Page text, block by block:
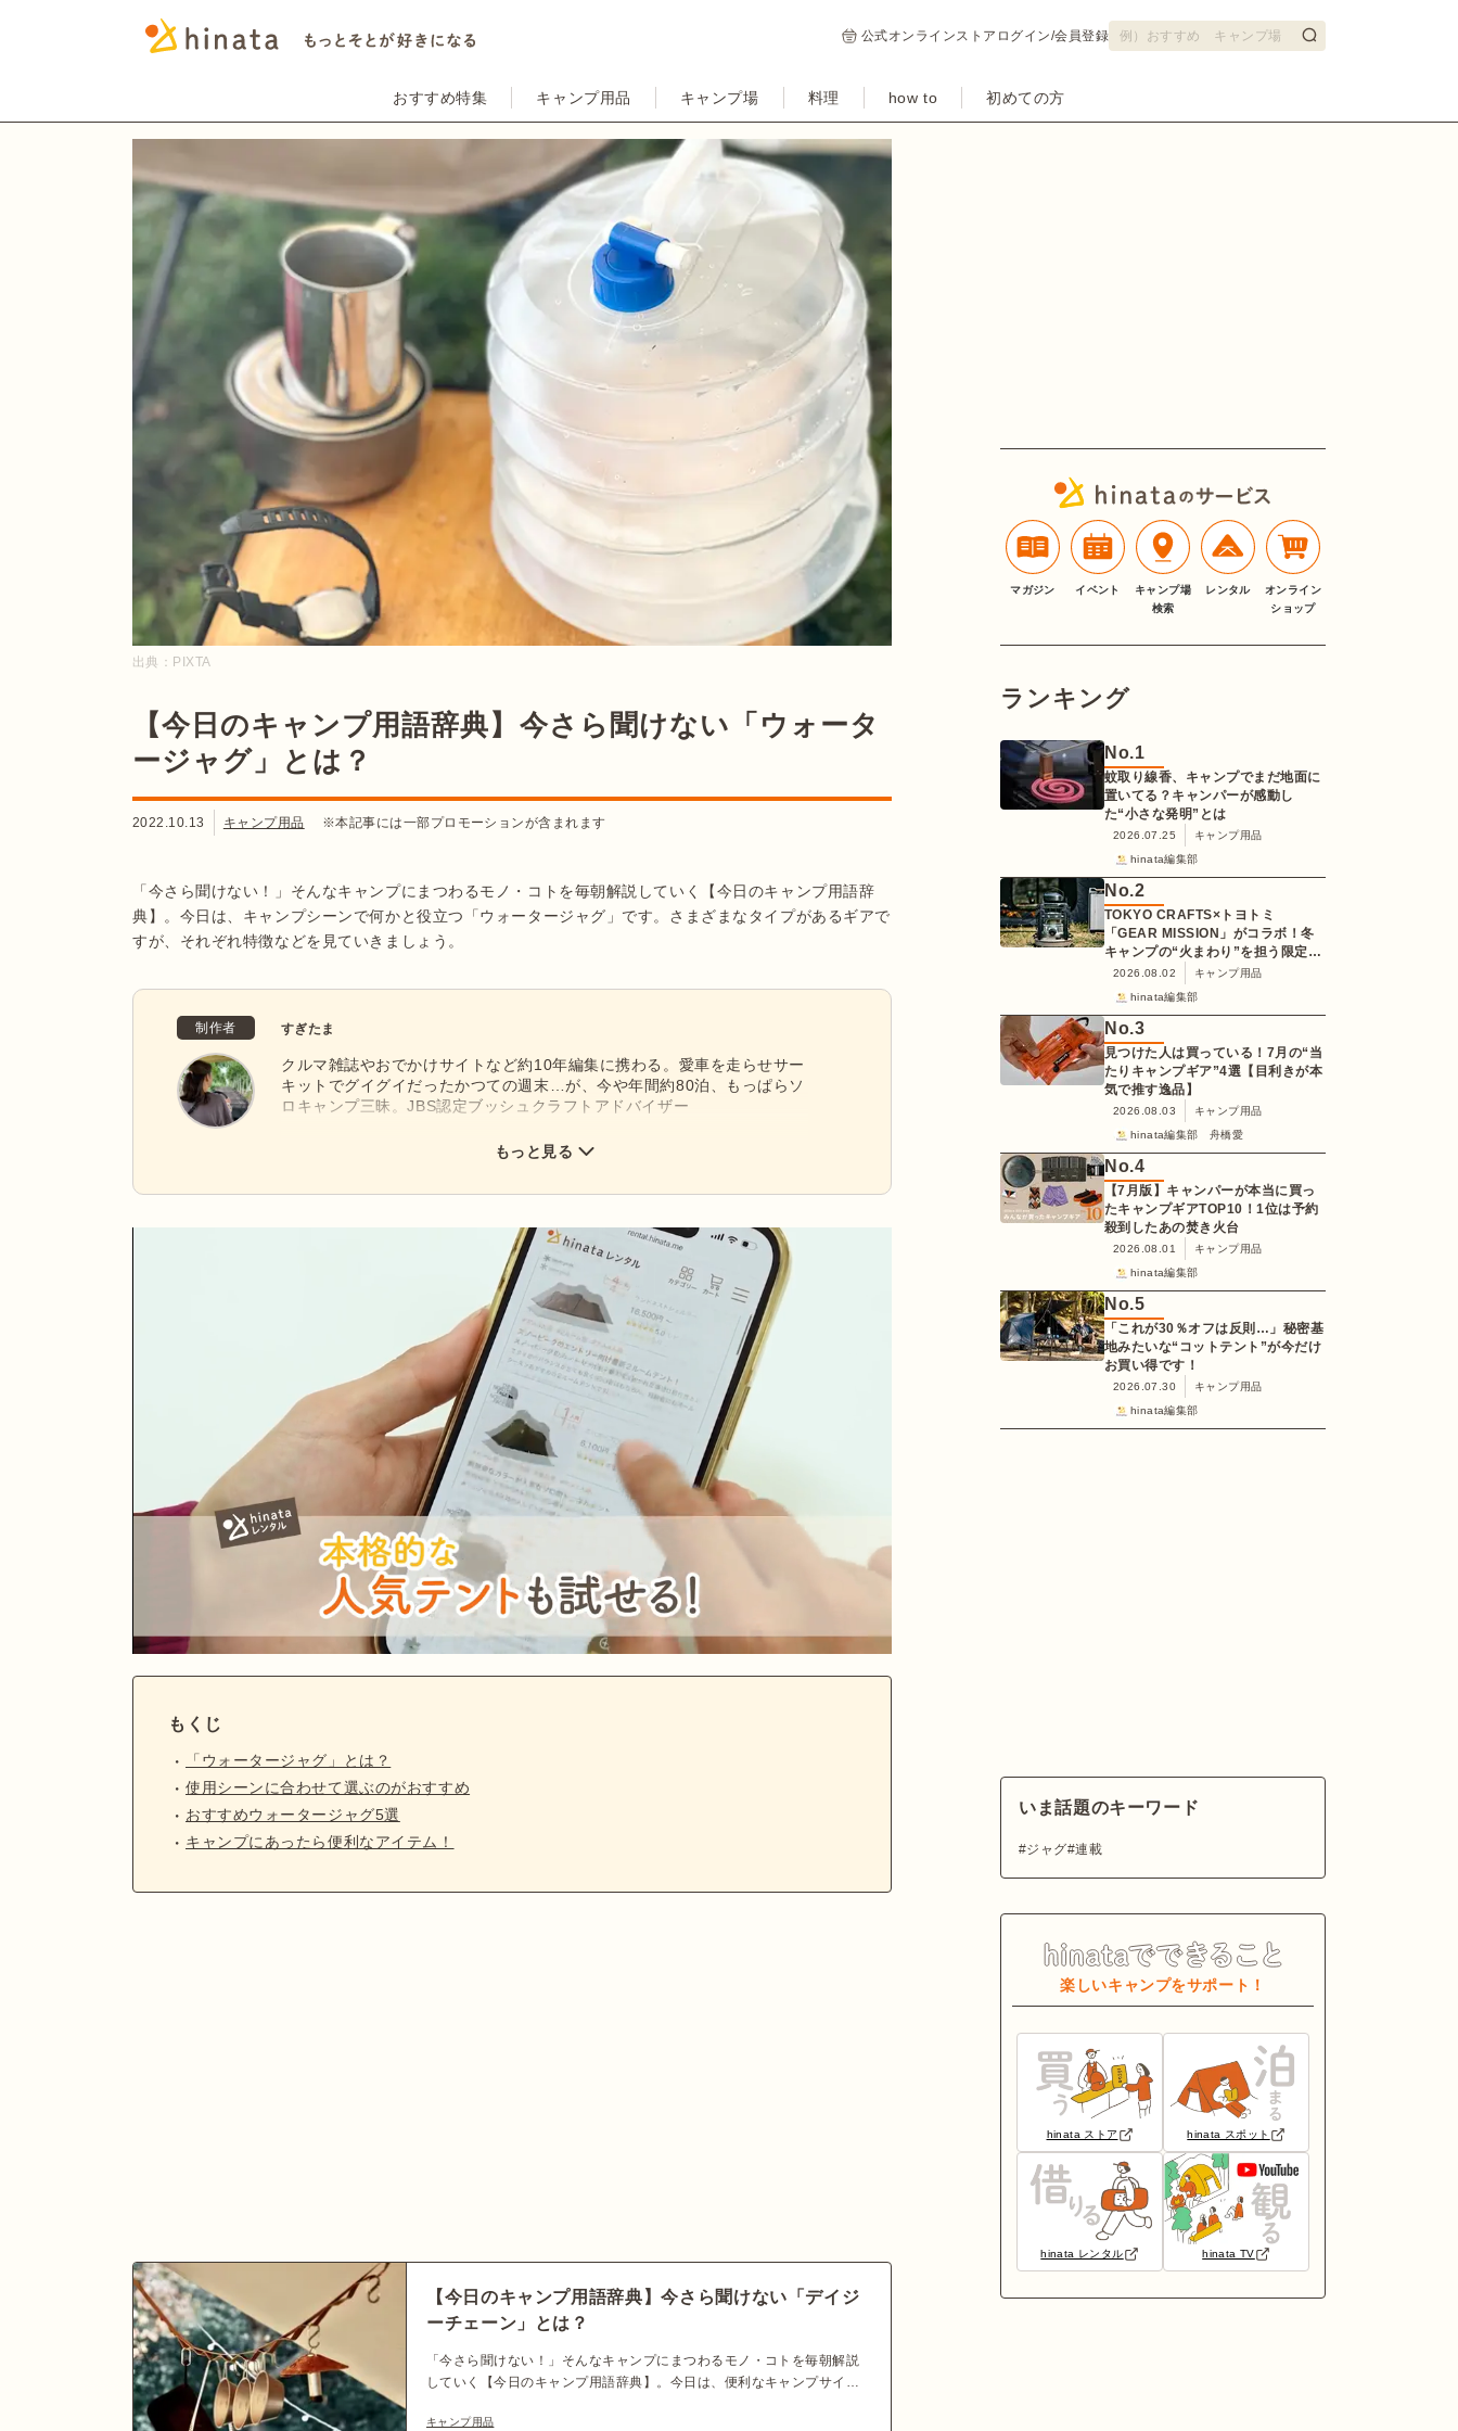
公式オンラインストア ログイン/会員登録
おすすめ特集 キャンプ用品 キャンプ場 料理 how to 初めての方
出典： PIXTA
【今日のキャンプ用語辞典】今さら聞けない「ウォータ
ージャグ」とは？
2022.10.13 キャンプ用品 ※本記事には一部プロモーションが含まれます
「今さら聞けない！」そんなキャンプにまつわるモノ・コトを毎朝解説していく【今日のキャンプ用語辞
典】。今日は、キャンプシーンで何かと役立つ「ウォータージャグ」です。さまざまなタイプがあるギアで
すが、それぞれ特徴などを見ていきましょう。
制作者 すぎたま
クルマ雑誌やおでかけサイトなど約10年編集に携わる。愛車を走らせサー
キットでグイグイだったかつての週末…が、今や年間約80泊、もっぱらソ
ロキャンプ三昧。JBS認定ブッシュクラフトアドバイザー
もっと見る
もくじ
「ウォータージャグ」とは？
使用シーンに合わせて選ぶのがおすすめ
おすすめウォータージャグ5選
キャンプにあったら便利なアイテム！
【今日のキャンプ用語辞典】今さら聞けない「デイジ
ーチェーン」とは？
「今さら聞けない！」そんなキャンプにまつわるモノ・コトを毎朝解説
していく【今日のキャンプ用語辞典】。今日は、便利なキャンプサイト
ムですが、どのような特徴やモデルががあるのでしょうか。
キャンプ用品
マガジン イベント
キャンプ場
検索
レンタル
オンライン
ショップ
ランキング
No.1
蚊取り線香、キャンプでまだ地面に
置いてる？キャンパーが感動し
た“小さな発明”とは
2026.07.25
キャンプ用品
hinata編集部
No.2
TOKYO CRAFTS×トヨトミ
「GEAR MISSION」がコラボ！冬
キャンプの“火まわり”を担う限定
K3クッキングストーブが登場
2026.08.02
キャンプ用品
hinata編集部
No.3
見つけた人は買っている！7月の“当
たりキャンプギア”4選【目利きが本
気で推す逸品】
2026.08.03
キャンプ用品
hinata編集部 舟橋愛
No.4
【7月版】キャンパーが本当に買っ
たキャンプギアTOP10！1位は予約
殺到したあの焚き火台
2026.08.01
キャンプ用品
hinata編集部
No.5
「これが30％オフは反則…」秘密基
地みたいな“コットテント”が今だけ
お買い得です！
2026.07.30
キャンプ用品
hinata編集部
いま話題のキーワード
ジャグ 連載
楽しいキャンプをサポート！
hinata ストア hinata スポット
hinata レンタル hinata TV